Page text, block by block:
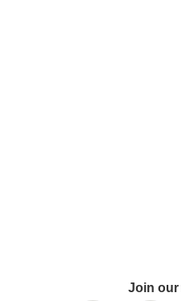
Join